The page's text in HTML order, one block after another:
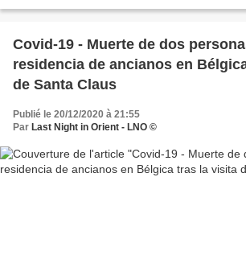
Covid-19 - Muerte de dos
residencia de ancianos en
de Santa Claus
Publié le 20/12/2020 à 21:55
Par Last Night in Orient - LNO ©